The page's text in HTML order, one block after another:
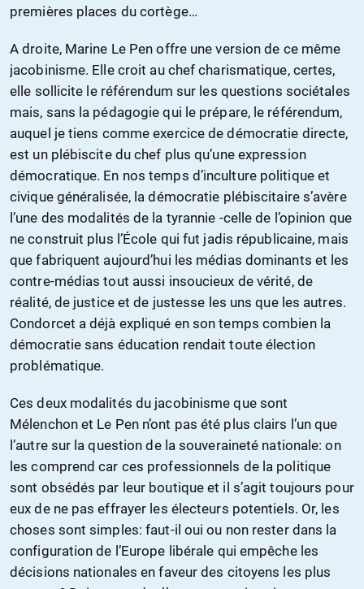
premières places du cortège…
A droite, Marine Le Pen offre une version de ce même
jacobinisme. Elle croit au chef charismatique, certes,
elle sollicite le référendum sur les questions sociétales
mais, sans la pédagogie qui le prépare, le référendum,
auquel je tiens comme exercice de démocratie directe,
est un plébiscite du chef plus qu’une expression
démocratique. En nos temps d’inculture politique et
civique généralisée, la démocratie plébiscitaire s’avère
l’une des modalités de la tyrannie -celle de l’opinion que
ne construit plus l’École qui fut jadis républicaine, mais
que fabriquent aujourd’hui les médias dominants et les
contre-médias tout aussi insoucieux de vérité, de
réalité, de justice et de justesse les uns que les autres.
Condorcet a déjà expliqué en son temps combien la
démocratie sans éducation rendait toute élection
problématique.
Ces deux modalités du jacobinisme que sont
Mélenchon et Le Pen n’ont pas été plus clairs l’un que
l’autre sur la question de la souveraineté nationale: on
les comprend car ces professionnels de la politique
sont obsédés par leur boutique et il s’agit toujours pour
eux de ne pas effrayer les électeurs potentiels. Or, les
choses sont simples: faut-il oui ou non rester dans la
configuration de l’Europe libérale qui empêche les
décisions nationales en faveur des citoyens les plus